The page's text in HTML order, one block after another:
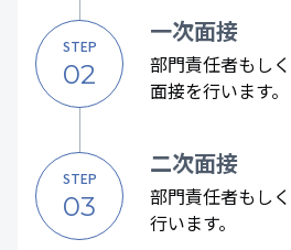
STEP
02
一次面接
部門責任者もし
面接を行います。
STEP
03
二次面接
部門責任者もし
行います。